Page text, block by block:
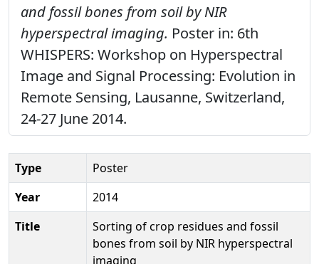
and fossil bones from soil by NIR
hyperspectral imaging. Poster in: 6th
WHISPERS: Workshop on Hyperspectral
Image and Signal Processing: Evolution in
Remote Sensing, Lausanne, Switzerland,
24-27 June 2014.
Type
Poster
Year
2014
Title
Sorting of crop residues and fossil
bones from soil by NIR hyperspectral
imaging